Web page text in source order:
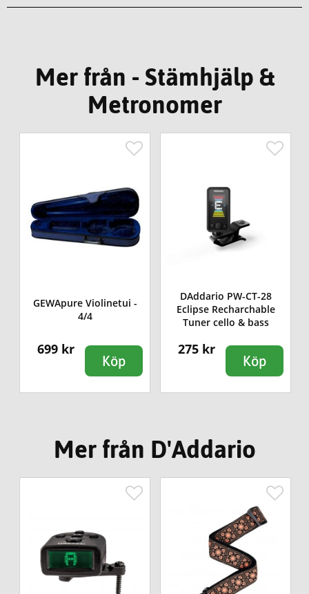
Mer från - Stämhjälp &
Metronomer
GEWApure Violinetui -
4/4
699 kr
Köp
DAddario PW-CT-28
Eclipse Recharchable
Tuner cello & bass
275 kr
Köp
Mer från D'Addario